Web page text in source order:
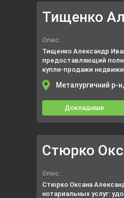
Тищенко
Опис:
Тищенко Александр
предоставляющий
купли-продажи
договоры залога
Металургичний р-
Докладніше
Стюрко
Опис:
Стюрко Оксана
нотариальных услуг: